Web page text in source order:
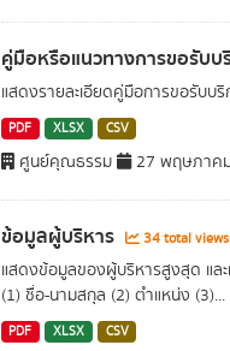
คู่มือหรือแนวทางการขอรับ
แสดงรายละเอียดคู่มือการขอรับ
PDF XLSX CSV
ศูนย์คุณธรรม 27 พฤษภาค
ข้อมูลผู้บริหาร 34 total views
แสดงข้อมูลของผู้บริหารสูงสุด แล
(1) ชื่อ-นามสกุล (2) ตำแหน่ง (3)...
PDF XLSX CSV